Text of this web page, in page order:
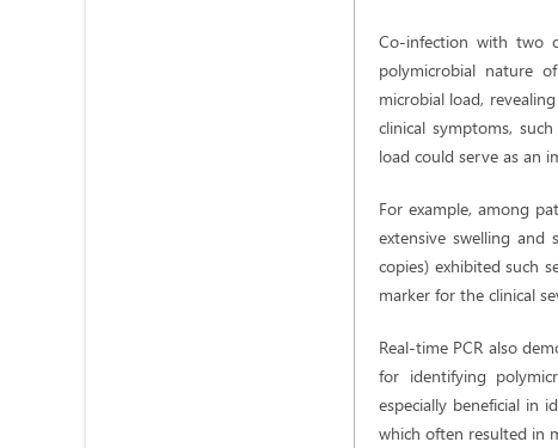
Co-infection with two
polymicrobial nature
microbial load,
clinical symptoms,
load could serve as an
For example, among
extensive swelling and
copies) exhibited such
marker for the clinical
Real-time PCR also
for identifying
especially beneficial in
which often resulted in